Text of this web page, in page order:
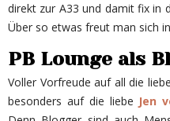
direkt zur A33 und damit fix in
Über so etwas freut man sich
PB Lounge als
Voller Vorfreude auf all die
besonders auf die liebe Jen